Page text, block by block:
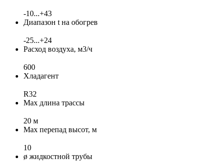
-10...+43
Диапазон t на обогрев
-25...+24
Расход воздуха, м3/ч
600
Хладагент
R32
Max длина трассы
20 м
Max перепад высот, м
10
ø жидкостной трубы